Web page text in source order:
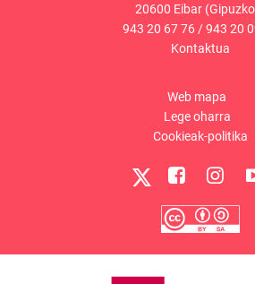
20600 Eibar
943 20 67 76/943 20
Kontaktua
Web mapa
Lege oharra
Cookieak-politika